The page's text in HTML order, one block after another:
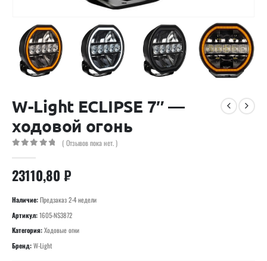
W-Light ECLIPSE 7″ —
ходовой огонь
( Отзывов пока нет. )
23110,80 ₽
Наличие:Предзаказ 2-4 недели
Артикул:1605-NS3872
Категория:Ходовые огни
Бренд:W-Light